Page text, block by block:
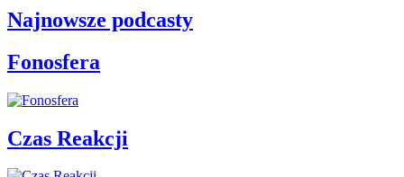
Najnowsze podcasty
Fonosfera
Czas Reakcji